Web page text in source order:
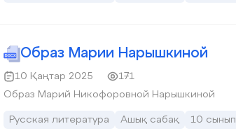
Образ Марии Нарышкиной
10 Қаңтар 2025
171
Образ Марий Никофоровной Нарышкиной
Русская литература Ашық сабақ 10 сынып